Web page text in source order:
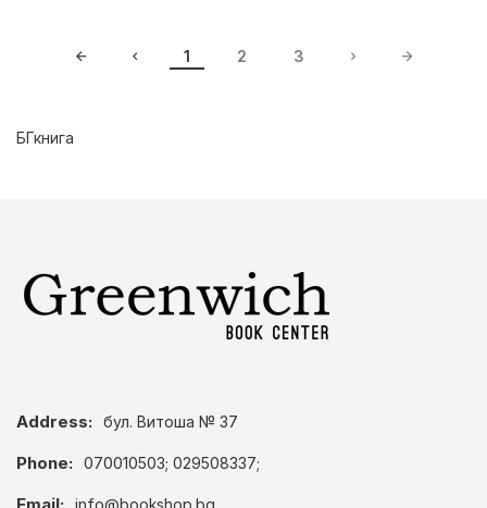
1 2 3
БГкнига
Address: бул. Витоша № 37
Phone: 070010503; 029508337;
info@bookshop.bg